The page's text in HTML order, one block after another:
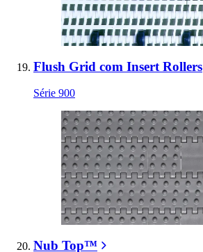
Flush Grid com Insert Rollers
Série 900
Nub Top™